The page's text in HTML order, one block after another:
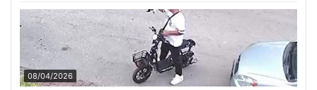
08/04/2026